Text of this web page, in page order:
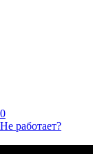
0
Не работает?